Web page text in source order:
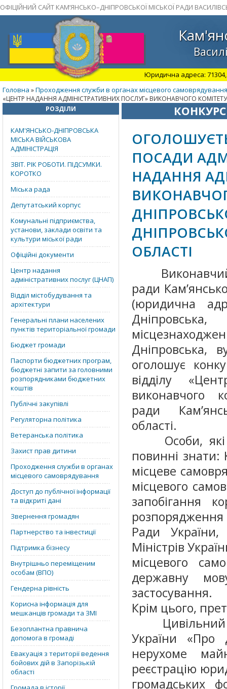
ОФІЦІЙНИЙ САЙТ КАМ’ЯНСЬКО–ДНІПРОВСЬКОЇ МІСЬКОЇ РАДИ
Юридична адреса: 71304,
Головна »Проходження служби в органах місцевого самоврядування
«ЦЕНТР НАДАННЯ АДМІНІСТРАТИВНИХ ПОСЛУГ» ВИКОНАВЧОГО
РОЗДІЛИ
КАМ'ЯНСЬКО-ДНІПРОВСЬКА
МІСЬКА ВІЙСЬКОВА
АДМІНІСТРАЦІЯ
ЗВІТ. РІК РОБОТИ. ПІДСУМКИ.
КОРОТКО
Міська рада
Депутатський корпус
Комунальні підприємства,
установи, заклади освіти та
культури міської ради
Офіційні документи
Центр надання
адміністративних послуг (ЦНАП)
Відділ містобудування та
архітектури
Генеральні плани населених
пунктів територіальної громади
Бюджет громади
Паспорти бюджетних програм,
бюджетні запити за головними
розпорядниками бюджетних
коштів
Публічні закупівлі
Регуляторна політика
Ветеранська політика
Захист прав дитини
Проходження служби в органах
місцевого самоврядування
Доступ до публічної інформації
та відкриті дані
Звернення громадян
Партнерство та інвестиції
Підтримка бізнесу
Внутрішньо переміщеним
особам (ВПО)
Гендерна рівність
Корисна інформація для
мешканців громади та ЗМІ
Безоплантна правнича
допомога в громаді
Евакуація з території ведення
бойових дій в Запорізькій
області
ПОСАДИ
НАДАННЯ
ОБЛАСТІ
Виконавчий
ради
(юридична
Дніпровська,
оголошує
відділу
виконавчого
ради
області.
Особи, які
повинні знати:
місцеве
місцевого
запобігання
розпорядження
Ради
Міністрів
місцевого
державну
застосування.
Крім цього,
Цивільний
України «Про
нерухоме
реєстрацію
громадських